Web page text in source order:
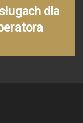
dla